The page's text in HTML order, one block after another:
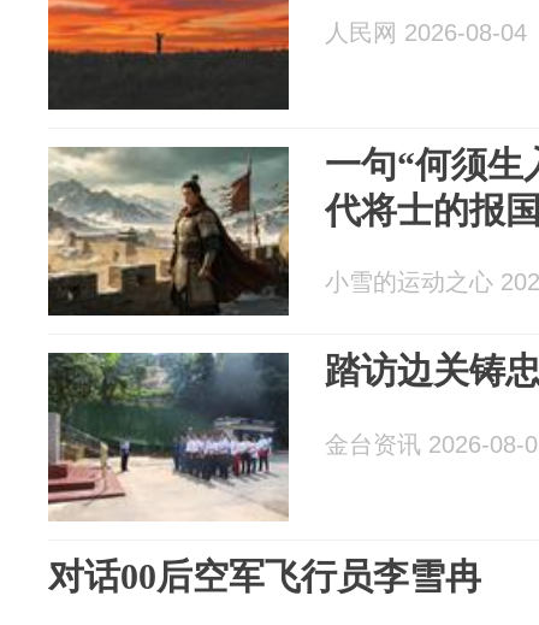
人民网 2026-08-04
一句“何须生
代将士的报
小雪的运动之心
踏访边关铸
金台资讯 2026-08-
对话00后空军飞行员李雪冉